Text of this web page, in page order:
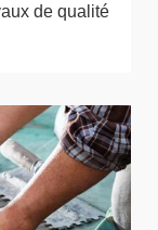
de qualité